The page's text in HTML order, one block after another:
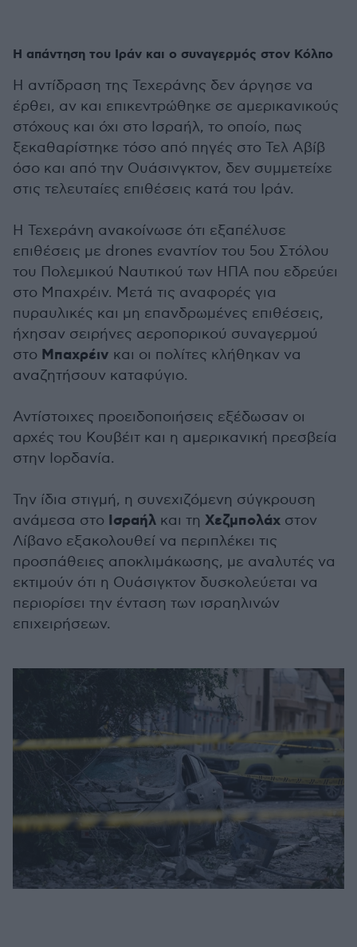
Η απάντηση του Ιράν και ο συναγερμός στον Κόλπο
Η αντίδραση της Τεχεράνης δεν άργησε να
έρθει, αν και επικεντρώθηκε σε αμερικανικούς
στόχους και όχι στο Ισραήλ, το οποίο, πως
ξεκαθαρίστηκε τόσο από πηγές στο Τελ Αβίβ
όσο και από την Ουάσινγκτον, δεν συμμετείχε
στις τελευταίες επιθέσεις κατά του Ιράν.
Η Τεχεράνη ανακοίνωσε ότι εξαπέλυσε
επιθέσεις με drones εναντίον του 5ου Στόλου
του Πολεμικού Ναυτικού των ΗΠΑ που εδρεύει
στο Μπαχρέιν. Μετά τις αναφορές για
πυραυλικές και μη επανδρωμένες επιθέσεις,
ήχησαν σειρήνες αεροπορικού συναγερμού
στο Μπαχρέιν και οι πολίτες κλήθηκαν να
αναζητήσουν καταφύγιο.
Αντίστοιχες προειδοποιήσεις εξέδωσαν οι
αρχές του Κουβέιτ και η αμερικανική πρεσβεία
στην Ιορδανία.
Την ίδια στιγμή, η συνεχιζόμενη σύγκρουση
ανάμεσα στο Ισραήλ και τη Χεζμπολάχ στον
Λίβανο εξακολουθεί να περιπλέκει τις
προσπάθειες αποκλιμάκωσης, με αναλυτές να
εκτιμούν ότι η Ουάσιγκτον δυσκολεύεται να
περιορίσει την ένταση των ισραηλινών
επιχειρήσεων.